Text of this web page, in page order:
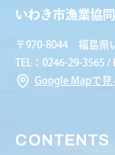
いわき市漁業協
〒970-8044 福島県
TEL：0246-29-3565 /
Google Mapで見
CONTENTS